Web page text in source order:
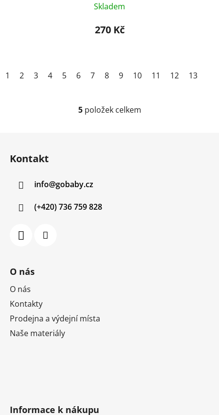
Skladem
270 Kč
1 2 3 4 5 6 7 8 9 10 11 12 13
O
5položek celkem
Kontakt
info@gobaby.cz
(+420) 736 759 828
O nás
O nás
Kontakty
Prodejna a výdejní místa
Naše materiály
Informace k nákupu